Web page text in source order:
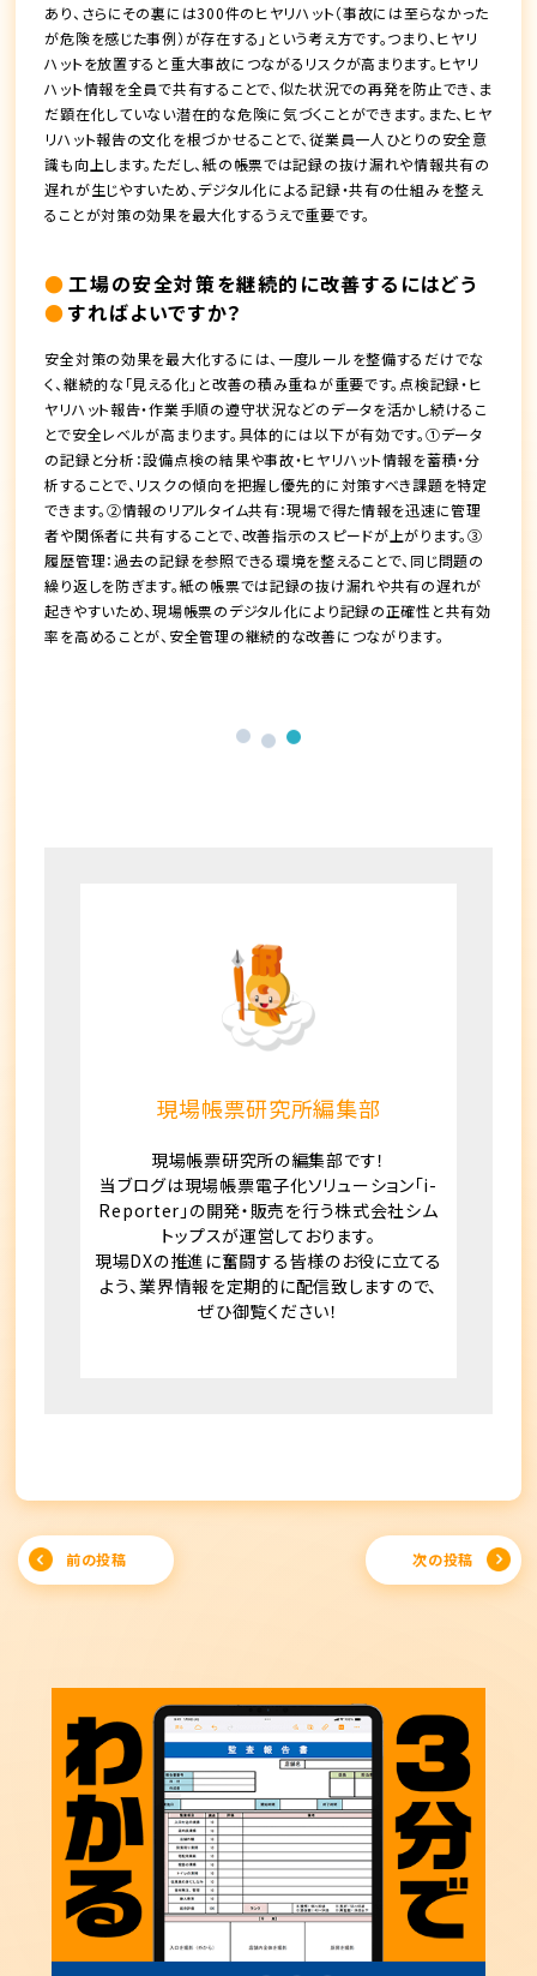
あり、さらにその裏には300件のヒヤリハット（事故には至らなかった
が危険を感じた事例）が存在する」という考え方です。つまり、ヒヤリ
ハットを放置すると重大事故につながるリスクが高まります。ヒヤリ
ハット情報を全員で共有することで、似た状況での再発を防止でき、ま
だ顕在化していない潜在的な危険に気づくことができます。また、ヒヤ
リハット報告の文化を根づかせることで、従業員一人ひとりの安全意
識も向上します。ただし、紙の帳票では記録の抜け漏れや情報共有の
遅れが生じやすいため、デジタル化による記録・共有の仕組みを整え
ることが対策の効果を最大化するうえで重要です。
工場の安全対策を継続的に改善するにはどう
すればよいですか？
安全対策の効果を最大化するには、一度ルールを整備するだけでな
く、継続的な「見える化」と改善の積み重ねが重要です。点検記録・ヒ
ヤリハット報告・作業手順の遵守状況などのデータを活かし続けるこ
とで安全レベルが高まります。具体的には以下が有効です。①データ
の記録と分析：設備点検の結果や事故・ヒヤリハット情報を蓄積・分
析することで、リスクの傾向を把握し優先的に対策すべき課題を特定
できます。②情報のリアルタイム共有：現場で得た情報を迅速に管理
者や関係者に共有することで、改善指示のスピードが上がります。③
履歴管理：過去の記録を参照できる環境を整えることで、同じ問題の
繰り返しを防ぎます。紙の帳票では記録の抜け漏れや共有の遅れが
起きやすいため、現場帳票のデジタル化により記録の正確性と共有効
率を高めることが、安全管理の継続的な改善につながります。
現場帳票研究所編集部
現場帳票研究所の編集部です！
当ブログは現場帳票電子化ソリューション「i-
Reporter」の開発・販売を行う株式会社シム
トップスが運営しております。
現場DXの推進に奮闘する皆様のお役に立てる
よう、業界情報を定期的に配信致しますので、
ぜひ御覧ください！
Post
navigation
前の投稿 次の投稿